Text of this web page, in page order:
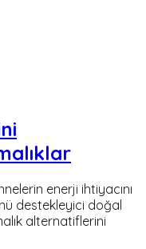
enerji ihtiyacını
destekleyici doğal
alternatiflerini